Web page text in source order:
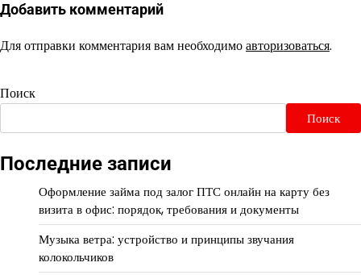
Добавить комментарий
Для отправки комментария вам необходимоавторизоваться.
Поиск
Поиск
Последние записи
Оформление займа под залог ПТС онлайн на карту без
визита в офис: порядок, требования и документы
Музыка ветра: устройство и принципы звучания
колокольчиков